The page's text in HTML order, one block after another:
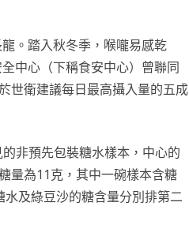
。踏入秋冬季，喉嚨易感乾
中心（下稱食安中心）曾聯同
世衛建議每日最高攝入量的五成
非預先包裝糖水樣本，中心的
量為11克，其中一碗樣本含糖
及綠豆沙的糖含量分別排第二